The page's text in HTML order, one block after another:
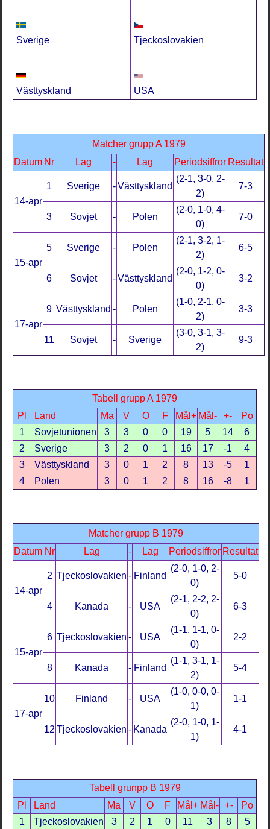
Sverige Tjeckoslovakien
Västtyskland USA
Matcher grupp A 1979
Datum Nr Lag - Lag Periodsiffror Resultat
14-apr
1 Sverige - Västtyskland
(2-1, 3-0, 2-
2)
7-3
3 Sovjet - Polen
(2-0, 1-0, 4-
0)
7-0
15-apr
5 Sverige - Polen
(2-1, 3-2, 1-
2)
6-5
6 Sovjet - Västtyskland
(2-0, 1-2, 0-
0)
3-2
17-apr
9 Västtyskland - Polen
(1-0, 2-1, 0-
2)
3-3
11 Sovjet - Sverige
(3-0, 3-1, 3-
2)
9-3
Tabell grupp A 1979
Pl
Land Ma V O F Mål+ Mål- +-
Po
1
Sovjetunionen 3 3 0 0 19 5 14
6
2
Sverige 3 2 0 1 16 17 -1
4
3
Västtyskland 3 0 1 2 8 13 -5
1
4
Polen 3 0 1 2 8 16 -8 1
Matcher grupp B 1979
Datum Nr Lag - Lag Periodsiffror Resultat
14-apr
2 Tjeckoslovakien - Finland
(2-0, 1-0, 2-
0)
5-0
4 Kanada - USA
(2-1, 2-2, 2-
0)
6-3
15-apr
6 Tjeckoslovakien - USA
(1-1, 1-1, 0-
0)
2-2
8 Kanada - Finland
(1-1, 3-1, 1-
2)
5-4
17-apr
10 Finland - USA
(1-0, 0-0, 0-
1)
1-1
12 Tjeckoslovakien - Kanada
(2-0, 1-0, 1-
1)
4-1
Tabell grunpp B 1979
Pl
Land Ma V O F Mål+ Mål- +-
Po
1
Tjeckoslovakien 3 2 1 0 11 3 8
5